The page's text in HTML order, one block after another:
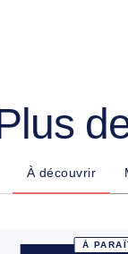
À découvrir
À